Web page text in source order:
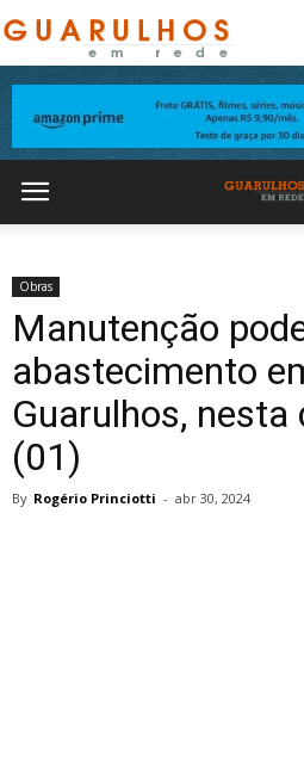
Obras
Manutenção
abastecimento
Guarulhos,
(01)
By Rogério Princiotti - abr 30, 2024